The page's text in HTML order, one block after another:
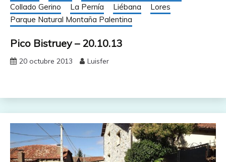
Collado Gerino
La Pernía Liébana
Lores
Parque Natural Montaña Palentina
Pico Bistruey – 20.10.13
20 octubre 2013 Luisfer